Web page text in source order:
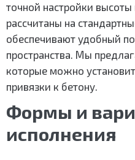
точной настройки
рассчитаны на
обеспечивают удобный
пространства. Мы
которые можно
привязки к бетону.
Формы и
исполнения